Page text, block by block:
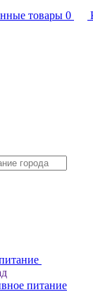
товары 0
питание